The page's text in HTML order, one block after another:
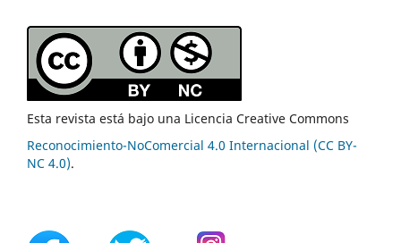
Esta revista está bajo una Licencia Creative Commons
Reconocimiento-NoComercial 4.0 Internacional (CC BY-
NC 4.0).